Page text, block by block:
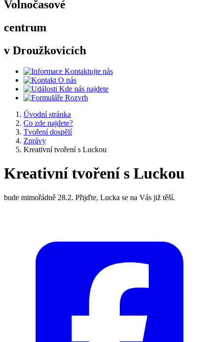
Volnočasové
centrum
v Droužkovicích
Kontaktujte nás
O nás
Kde nás najdete
Rozvrh
Úvodní stránka
Co zde najdete?
Tvoření dospělí
Zprávy
Kreativní tvoření s Luckou
Kreativní tvoření s Luckou
bude mimořádně 28.2. Přijďte, Lucka se na Vás již těší.